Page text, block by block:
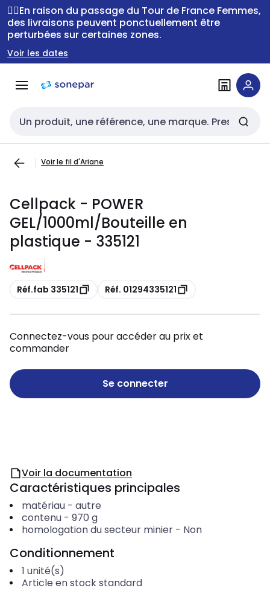
Passer à la
navigation
Passer
au
contenu
🚴‍♂️En raison du passage du Tour de France Femmes,
des livraisons peuvent ponctuellement être
perturbées sur certaines zones.
Voir les dates
Entrée de recherche
Voir le fil d'Ariane
Cellpack - POWER
GEL/1000ml/Bouteille en
plastique - 335121
Copie
Réf.fab 335121 Copie
Réf. 01294335121
Connectez-vous pour accéder au prix et
commander
Se connecter
Voir la documentation
Caractéristiques principales
matériau- autre
contenu- 970 g
homologation du secteur minier- Non
Conditionnement
1 unité(s)
Article en stock standard